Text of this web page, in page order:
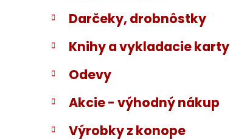
Darčeky, drobnôstky
Knihy a vykladacie karty
Odevy
Akcie - výhodný nákup
Výrobky z konope